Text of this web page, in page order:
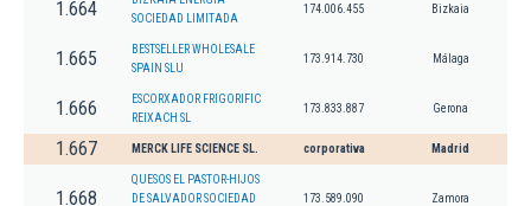
1.664
SOCIEDAD LIMITADA
174.006.455 Bizkaia
1.665
BESTSELLER WHOLESALE
SPAIN SLU
173.914.730 Málaga
1.666
ESCORXADOR FRIGORIFIC
REIXACH SL
173.833.887 Gerona
1.667 MERCK LIFE SCIENCE SL. corporativa Madrid
1.668
QUESOS EL PASTOR-HIJOS
DE SALVADOR SOCIEDAD
173.589.090 Zamora